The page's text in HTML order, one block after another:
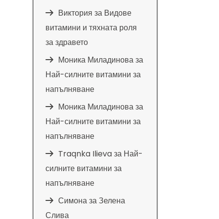
Виктория за Видове
витамини и тяхната роля
за здравето
Моника Миладиноваза
Най-силните витамини за
напълняване
Моника Миладиноваза
Най-силните витамини за
напълняване
Traqnka Ilievaза Най-
силните витамини за
напълняване
СимоназаЗелена
Слива